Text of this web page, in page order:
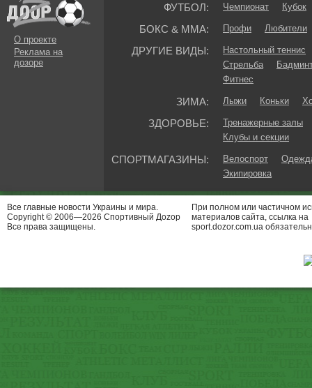
О проекте
Реклама на
дозоре
ФУТБОЛ: Чемпионат Кубок
БОКС & ММА: Профи Любители
ДРУГИЕ ВИДЫ:
Настольный теннис
Стрельба
Фитнес
ЗИМА: Лыжи Коньки
ЗДОРОВЬЕ:
Тренажерные залы
Клубы и секции
СПОРТМАГАЗИНЫ: Велоспорт
Экипировка
Все главные новости Украины и мира.
Copyright © 2006—2026 Спортивный Доzор
Все права защищены.
При полном или частичном
материалов сайта, ссылка на
sport.dozor.com.ua